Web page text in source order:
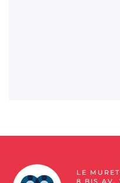
LE
8 BIS AV.